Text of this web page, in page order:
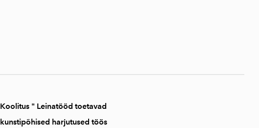
Koolitus " Leinatööd toetavad
kunstipõhised harjutused töös